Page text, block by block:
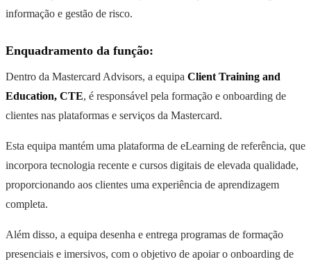
informação e gestão de risco.
Enquadramento da função:
Dentro da Mastercard Advisors, a equipa Client Training and
Education, CTE, é responsável pela formação e onboarding de
clientes nas plataformas e serviços da Mastercard.
Esta equipa mantém uma plataforma de eLearning de referência, que
incorpora tecnologia recente e cursos digitais de elevada qualidade,
proporcionando aos clientes uma experiência de aprendizagem
completa.
Além disso, a equipa desenha e entrega programas de formação
presenciais e imersivos, com o objetivo de apoiar o onboarding de